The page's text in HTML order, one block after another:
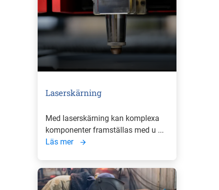
Laserskärning
Med laserskärning kan komplexa
komponenter framställas med u ...
Läs mer